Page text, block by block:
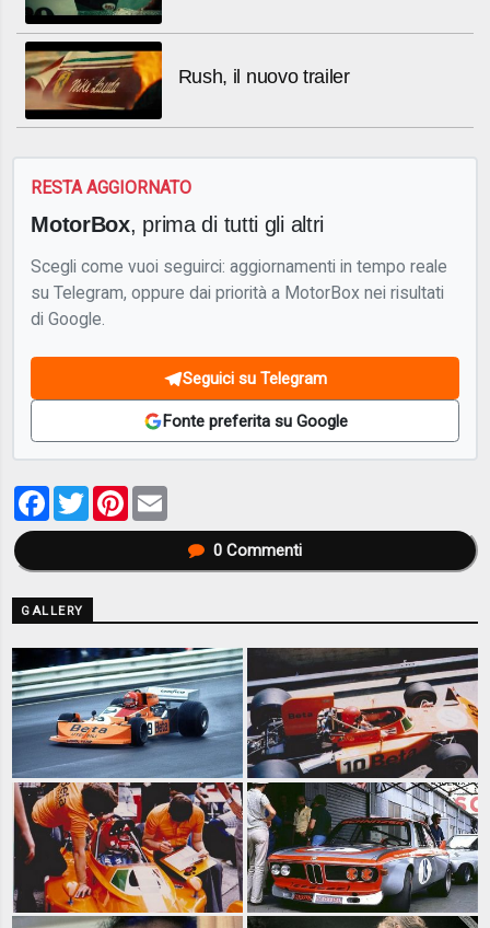
Rush, il nuovo trailer
RESTA AGGIORNATO
MotorBox, prima di tutti gli altri
Scegli come vuoi seguirci: aggiornamenti in tempo reale
su Telegram, oppure dai priorità a MotorBox nei risultati
di Google.
Seguici su Telegram
Fonte preferita su Google
Facebook
TwitterPinterest
0Commenti
GALLERY